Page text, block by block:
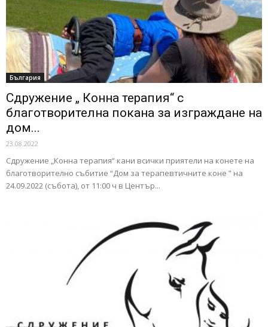
България
Сдружение „ Конна терапия“ с
благотворителна покана за изграждане на
дом...
23.08.2022
Сдружение „Конна терапия“ кани всички приятели на конете на
благотворително събитие “Дом за терапевтичните коне ” на
24.09.2022 (събота), от 11:00 ч в Център...